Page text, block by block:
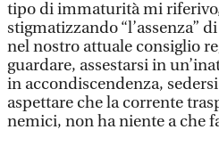
tipo di immaturità mi
stigmatizzando “l’assenza”
nel nostro attuale consiglio
guardare, assestarsi in
in accondiscendenza,
aspettare che la corrente
nemici, non ha niente a che